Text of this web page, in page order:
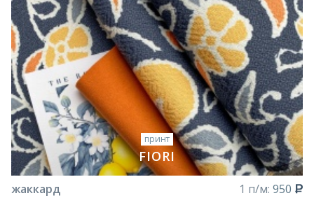
принт
FIORI
жаккард 1 п/м: 950